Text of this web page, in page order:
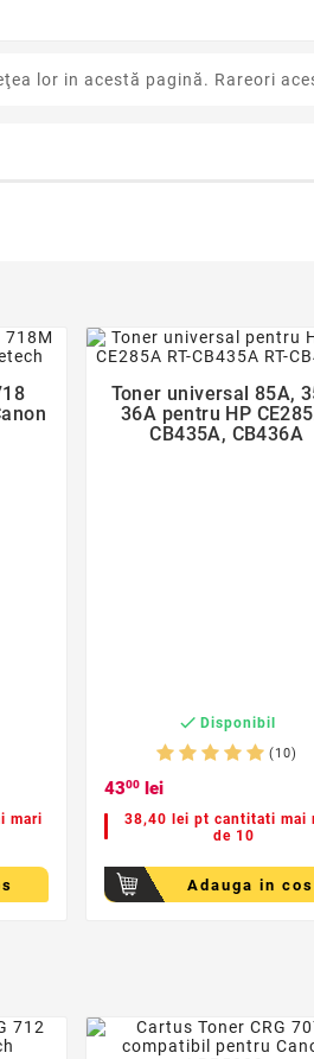
lor in acestă pagină. Rareori
mari
favorite_border
Toner universal 85A,
36A pentru HP
CB435A, CB436A
 Disponibil
(10)
4300lei
38,40 lei pt cantitati mai
de 10
Adauga in cos